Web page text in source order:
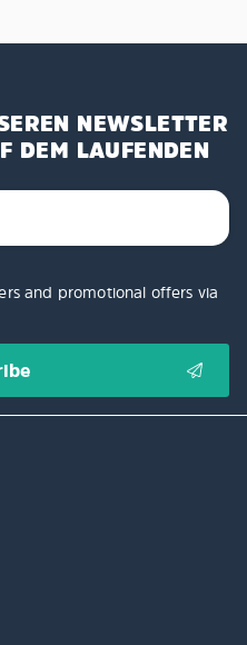
NEWSLETTER
DEM LAUFENDEN
and promotional offers via